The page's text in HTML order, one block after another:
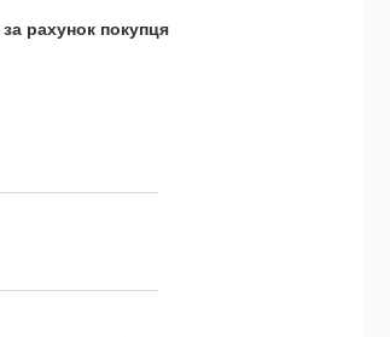
за рахунок покупця